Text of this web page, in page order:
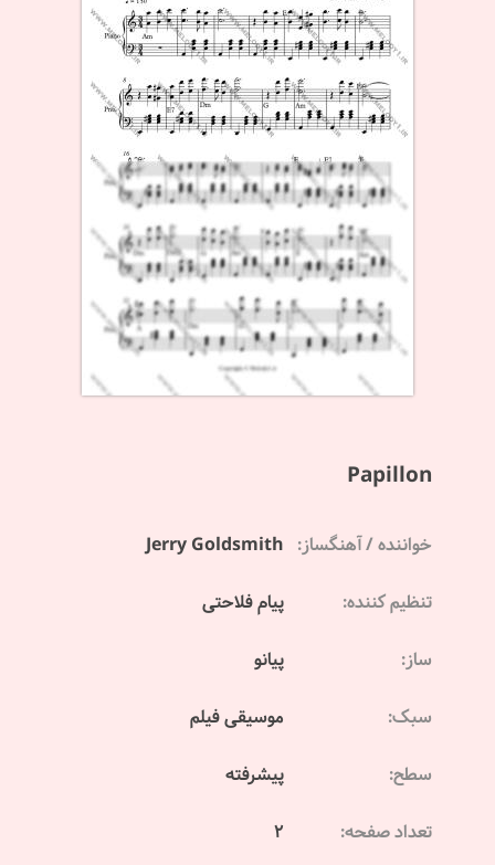
Papillon
خواننده / آهنگساز: Jerry Goldsmith
تنظیم کننده: پیام فلاحتی
ساز: پیانو
سبک: موسیقی فیلم
سطح: پیشرفته
تعداد صفحه: 2